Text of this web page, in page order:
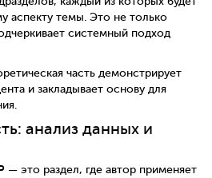
аспекту темы. Это не только
системный подход
часть демонстрирует
и закладывает основу для
анализ данных и
— это раздел, где автор применяет